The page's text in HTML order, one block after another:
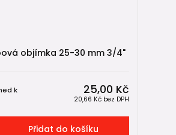
objímka 25-30 mm 3/4"
25,00 Kč
20,66 Kč bez DPH
k
Přidat do košíku